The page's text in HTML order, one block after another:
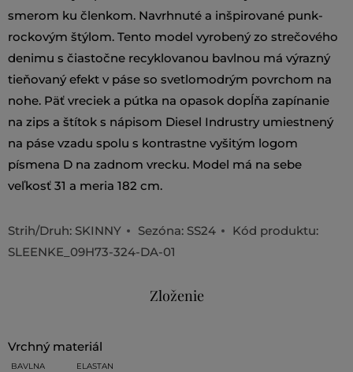
smerom ku členkom. Navrhnuté a inšpirované punk-
rockovým štýlom. Tento model vyrobený zo strečového
denimu s čiastočne recyklovanou bavlnou má výrazný
tieňovaný efekt v páse so svetlomodrým povrchom na
nohe. Päť vreciek a pútka na opasok dopĺňa zapínanie
na zips a štítok s nápisom Diesel Indrustry umiestnený
na páse vzadu spolu s kontrastne vyšitým logom
písmena D na zadnom vrecku. Model má na sebe
veľkosť 31 a meria 182 cm.
Strih/Druh: SKINNY Sezóna: SS24
Kód produktu:
SLEENKE_09H73-324-DA-01
Zloženie
vrchný materiál
BAVLNA ELASTAN